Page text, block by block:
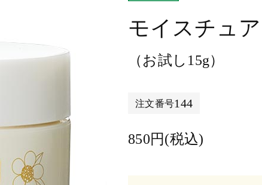
モイスチュ
（お試し15g）
注文番号144
850円(税込)